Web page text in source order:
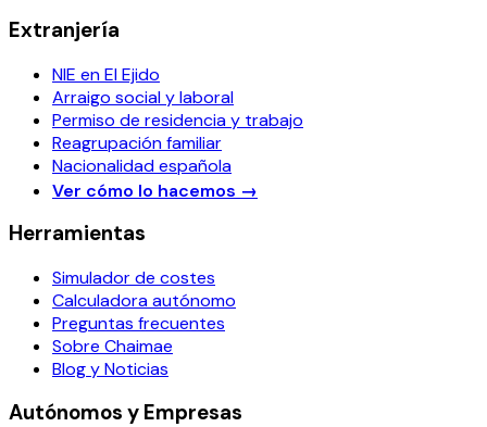
Extranjería
NIE en El Ejido
Arraigo social y laboral
Permiso de residencia y trabajo
Reagrupación familiar
Nacionalidad española
Ver cómo lo hacemos →
Herramientas
Simulador de costes
Calculadora autónomo
Preguntas frecuentes
Sobre Chaimae
Blog y Noticias
Autónomos y Empresas